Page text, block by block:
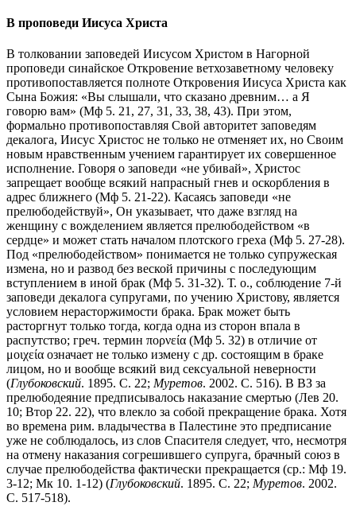
В проповеди Иисуса Христа
В толковании заповедей Иисусом Христом в Нагорной
проповеди синайское Откровение ветхозаветному человеку
противопоставляется полноте Откровения Иисуса Христа как
Сына Божия: «Вы слышали, что сказано древним… а Я
говорю вам» (Мф 5. 21, 27, 31, 33, 38, 43). При этом,
формально противопоставляя Свой авторитет заповедям
декалога, Иисус Христос не только не отменяет их, но Своим
новым нравственным учением гарантирует их совершенное
исполнение. Говоря о заповеди «не убивай», Христос
запрещает вообще всякий напрасный гнев и оскорбления в
адрес ближнего (Мф 5. 21-22). Касаясь заповеди «не
прелюбодействуй», Он указывает, что даже взгляд на
женщину с вожделением является прелюбодейством «в
сердце» и может стать началом плотского греха (Мф 5. 27-28).
Под «прелюбодейством» понимается не только супружеская
измена, но и развод без веской причины с последующим
вступлением в иной брак (Мф 5. 31-32). Т. о., соблюдение 7-й
заповеди декалога супругами, по учению Христову, является
условием нерасторжимости брака. Брак может быть
расторгнут только тогда, когда одна из сторон впала в
распутство; греч. термин πορνεία (Мф 5. 32) в отличие от
μοιχεία означает не только измену с др. состоящим в браке
лицом, но и вообще всякий вид сексуальной неверности
(Глубоковский. 1895. С. 22; Муретов. 2002. С. 516). В ВЗ за
прелюбодеяние предписывалось наказание смертью (Лев 20.
10; Втор 22. 22), что влекло за собой прекращение брака. Хотя
во времена рим. владычества в Палестине это предписание
уже не соблюдалось, из слов Спасителя следует, что, несмотря
на отмену наказания согрешившего супруга, брачный союз в
случае прелюбодейства фактически прекращается (ср.: Мф 19.
3-12; Мк 10. 1-12) (Глубоковский. 1895. С. 22; Муретов. 2002.
С. 517-518).